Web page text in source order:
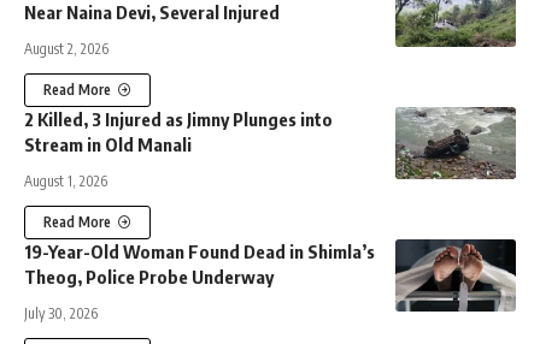
Near Naina Devi, Several Injured
August 2, 2026
Read More
2 Killed, 3 Injured as Jimny Plunges into
Stream in Old Manali
August 1, 2026
Read More
19-Year-Old Woman Found Dead in Shimla’s
Theog, Police Probe Underway
July 30, 2026